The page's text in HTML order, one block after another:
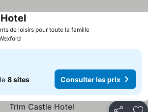
de loisirs pour toute la famille
8 sites Consulter les prix